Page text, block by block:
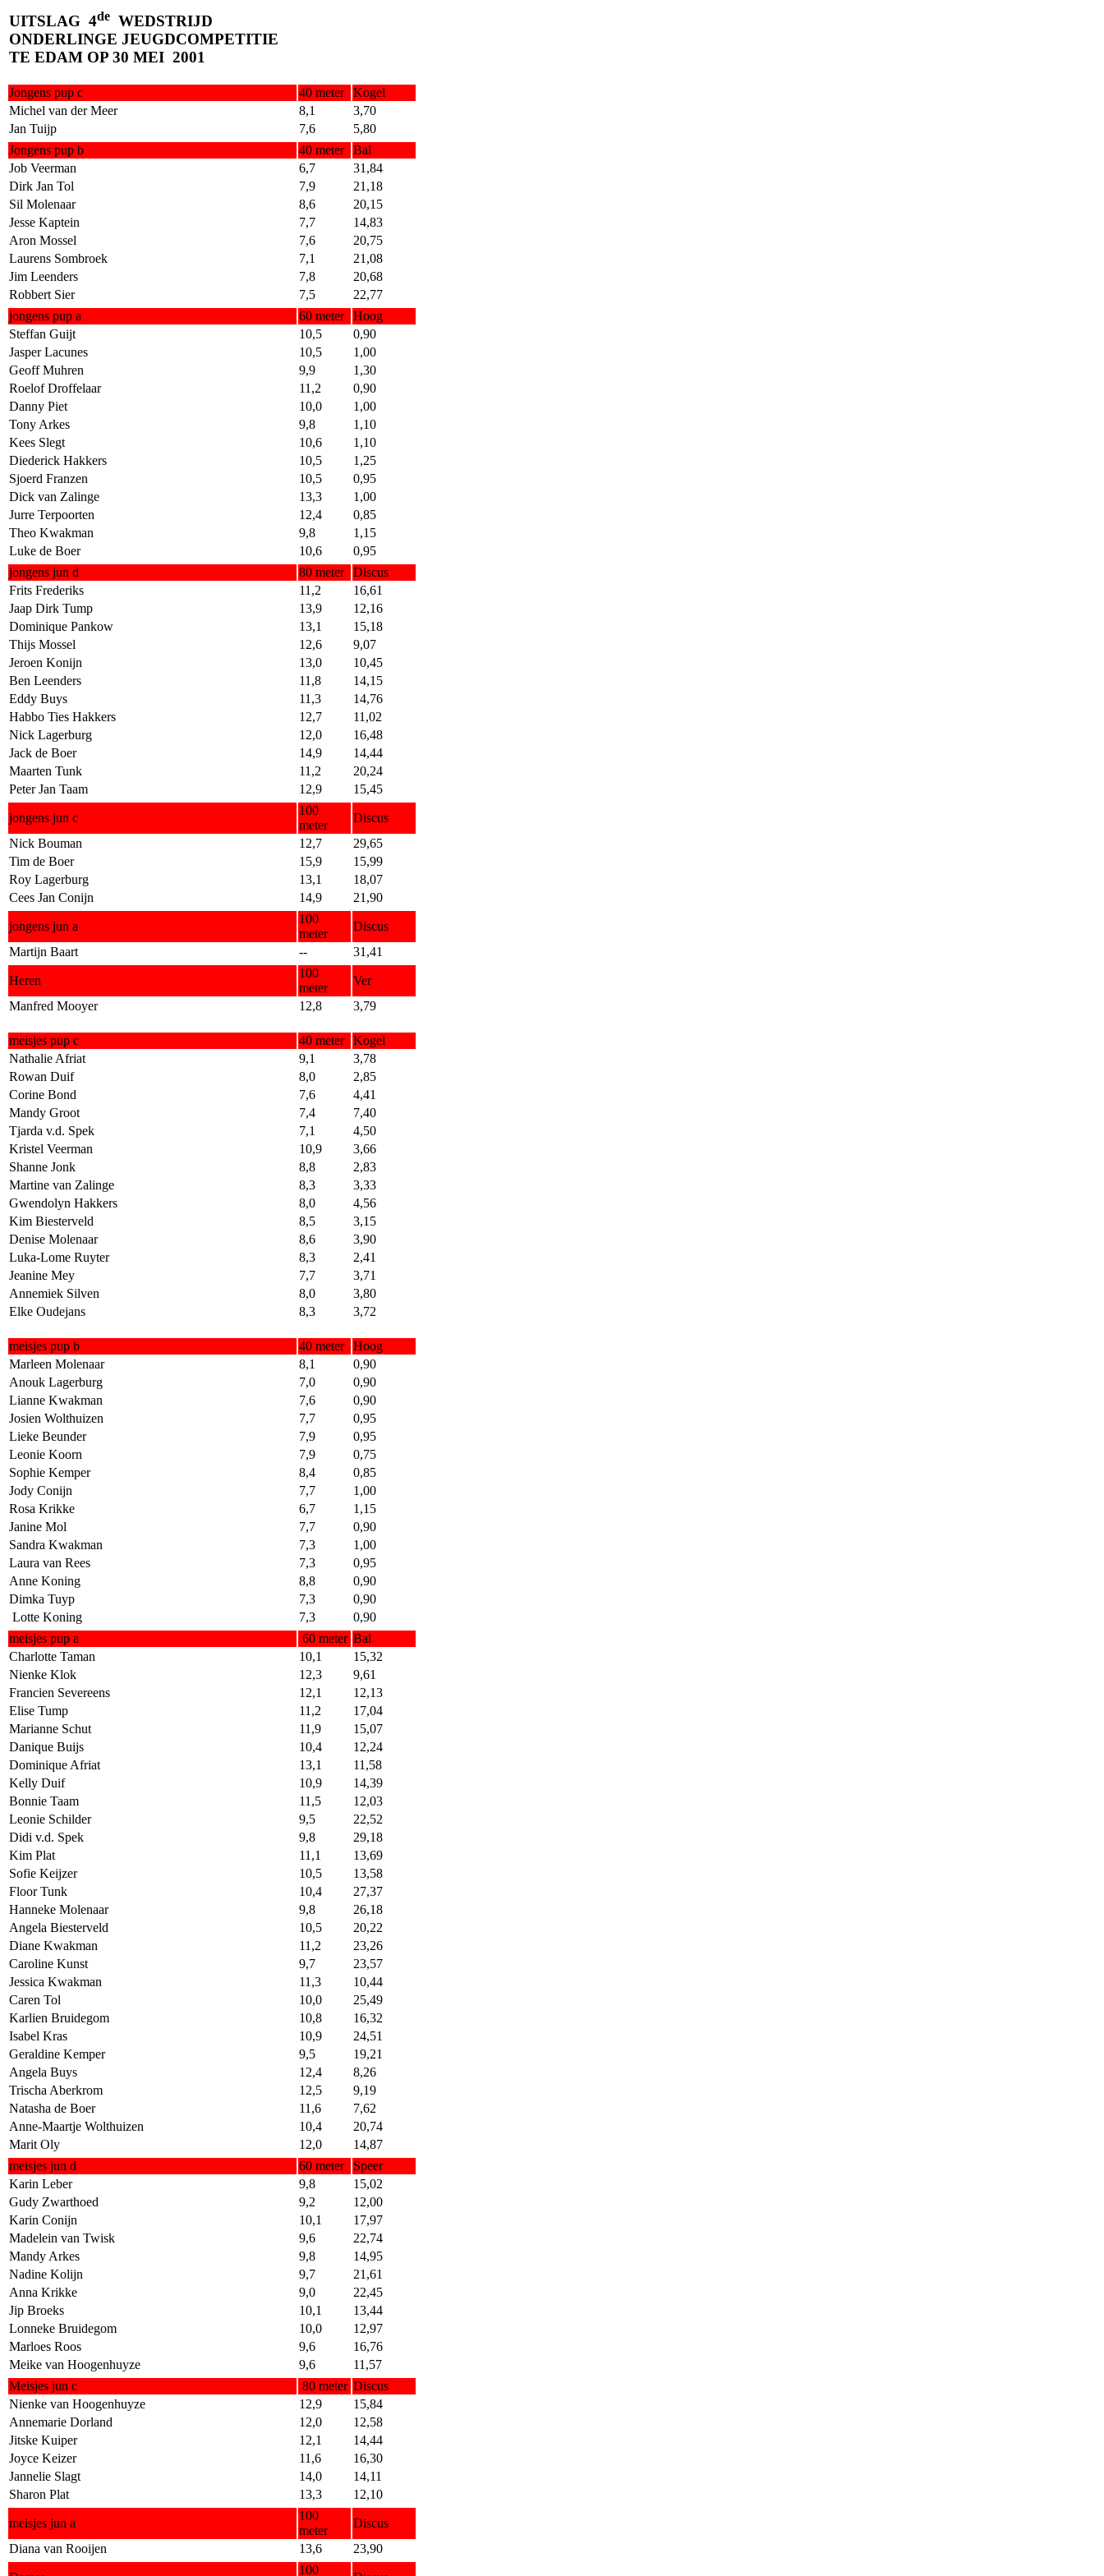
UITSLAG 4de WEDSTRIJD
ONDERLINGE JEUGDCOMPETITIE
TE EDAM OP 30 MEI 2001
Jongens pup c 40 meter
Kogel
Michel van der Meer
8,1
3,70
Jan Tuijp
7,6
5,80
Jongens pup b
40 meter
Bal
Job Veerman
6,7
31,84
Dirk Jan Tol
7,9
21,18
Sil Molenaar
8,6
20,15
Jesse Kaptein
7,7
14,83
Aron Mossel
7,6
20,75
Laurens Sombroek
7,1
21,08
Jim Leenders
7,8
20,68
Robbert Sier
7,5
22,77
jongens pup a
60 meter
Hoog
Steffan Guijt
10,5
0,90
Jasper Lacunes
10,5
1,00
Geoff Muhren
9,9
1,30
Roelof Droffelaar
11,2
0,90
Danny Piet
10,0
1,00
Tony Arkes
9,8
1,10
Kees Slegt
10,6
1,10
Diederick Hakkers
10,5
1,25
Sjoerd Franzen
10,5
0,95
Dick van Zalinge
13,3
1,00
Jurre Terpoorten
12,4
0,85
Theo Kwakman
9,8
1,15
Luke de Boer
10,6
0,95
jongens jun d
80 meter
Discus
Frits Frederiks
11,2
16,61
Jaap Dirk Tump
13,9
12,16
Dominique Pankow
13,1
15,18
Thijs Mossel
12,6
9,07
Jeroen Konijn
13,0
10,45
Ben Leenders
11,8
14,15
Eddy Buys
11,3
14,76
Habbo Ties Hakkers
12,7
11,02
Nick Lagerburg
12,0
16,48
Jack de Boer
14,9
14,44
Maarten Tunk
11,2
20,24
Peter Jan Taam
12,9 15,45
jongens jun c
100
meter
Discus
Nick Bouman
12,7
29,65
Tim de Boer
15,9
15,99
Roy Lagerburg
13,1
18,07
Cees Jan Conijn
14,9 21,90
jongens jun a
100
meter
Discus
Martijn Baart
-- 31,41
Heren
100
meter
Ver
Manfred Mooyer
12,8 3,79
meisjes pup c 40 meter
Kogel
Nathalie Afriat
9,1
3,78
Rowan Duif
8,0
2,85
Corine Bond
7,6
4,41
Mandy Groot
7,4
7,40
Tjarda v.d. Spek
7,1
4,50
Kristel Veerman
10,9
3,66
Shanne Jonk
8,8
2,83
Martine van Zalinge
8,3
3,33
Gwendolyn Hakkers
8,0
4,56
Kim Biesterveld
8,5
3,15
Denise Molenaar
8,6
3,90
Luka-Lome Ruyter
8,3
2,41
Jeanine Mey
7,7
3,71
Annemiek Silven
8,0
3,80
Elke Oudejans
8,3 3,72
meisjes pup b 40 meter
Hoog
Marleen Molenaar
8,1
0,90
Anouk Lagerburg
7,0
0,90
Lianne Kwakman
7,6
0,90
Josien Wolthuizen
7,7
0,95
Lieke Beunder
7,9
0,95
Leonie Koorn
7,9
0,75
Sophie Kemper
8,4
0,85
Jody Conijn
7,7
1,00
Rosa Krikke
6,7
1,15
Janine Mol
7,7
0,90
Sandra Kwakman
7,3
1,00
Laura van Rees
7,3
0,95
Anne Koning
8,8
0,90
Dimka Tuyp
7,3
0,90
Lotte Koning
7,3
0,90
meisjes pup a
60 meter Bal
Charlotte Taman
10,1
15,32
Nienke Klok
12,3
9,61
Francien Severeens
12,1
12,13
Elise Tump
11,2
17,04
Marianne Schut
11,9
15,07
Danique Buijs
10,4
12,24
Dominique Afriat
13,1
11,58
Kelly Duif
10,9
14,39
Bonnie Taam
11,5
12,03
Leonie Schilder
9,5
22,52
Didi v.d. Spek
9,8
29,18
Kim Plat
11,1
13,69
Sofie Keijzer
10,5
13,58
Floor Tunk
10,4
27,37
Hanneke Molenaar
9,8
26,18
Angela Biesterveld
10,5
20,22
Diane Kwakman
11,2
23,26
Caroline Kunst
9,7
23,57
Jessica Kwakman
11,3
10,44
Caren Tol
10,0
25,49
Karlien Bruidegom
10,8
16,32
Isabel Kras
10,9
24,51
Geraldine Kemper
9,5
19,21
Angela Buys
12,4
8,26
Trischa Aberkrom
12,5
9,19
Natasha de Boer
11,6
7,62
Anne-Maartje Wolthuizen
10,4
20,74
Marit Oly
12,0
14,87
meisjes jun d
60 meter
Speer
Karin Leber
9,8
15,02
Gudy Zwarthoed
9,2
12,00
Karin Conijn
10,1
17,97
Madelein van Twisk
9,6
22,74
Mandy Arkes
9,8
14,95
Nadine Kolijn
9,7
21,61
Anna Krikke
9,0
22,45
Jip Broeks
10,1
13,44
Lonneke Bruidegom
10,0
12,97
Marloes Roos
9,6
16,76
Meike van Hoogenhuyze
9,6
11,57
Meisjes jun c
80 meter Discus
Nienke van Hoogenhuyze
12,9
15,84
Annemarie Dorland
12,0
12,58
Jitske Kuiper
12,1
14,44
Joyce Keizer
11,6
16,30
Jannelie Slagt
14,0
14,11
Sharon Plat
13,3 12,10
meisjes jun a
100
meter
Discus
Diana van Rooijen
13,6 23,90
100